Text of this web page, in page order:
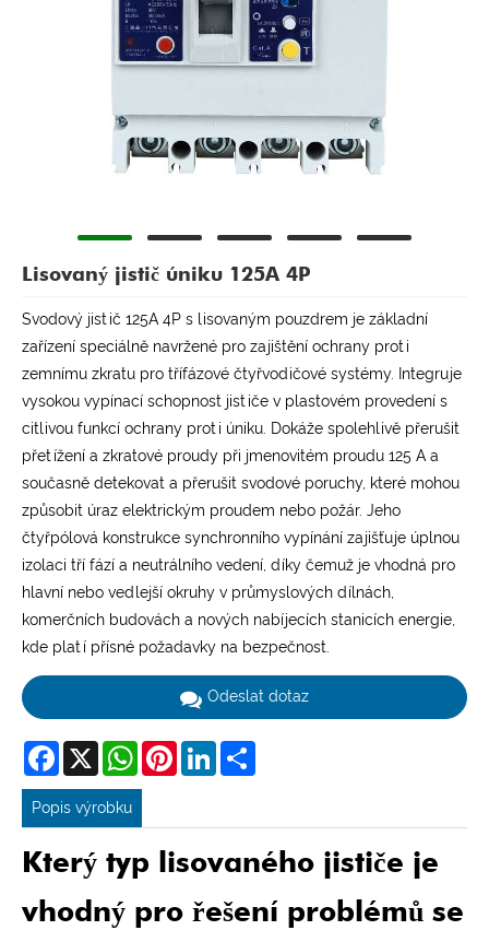
Lisovaný jistič úniku 125A 4P
Svodový jistič 125A 4P s lisovaným pouzdrem je základní
zařízení speciálně navržené pro zajištění ochrany proti
zemnímu zkratu pro třífázové čtyřvodičové systémy. Integruje
vysokou vypínací schopnost jističe v plastovém provedení s
citlivou funkcí ochrany proti úniku. Dokáže spolehlivě přerušit
přetížení a zkratové proudy při jmenovitém proudu 125 A a
současně detekovat a přerušit svodové poruchy, které mohou
způsobit úraz elektrickým proudem nebo požár. Jeho
čtyřpólová konstrukce synchronního vypínání zajišťuje úplnou
izolaci tří fází a neutrálního vedení, díky čemuž je vhodná pro
hlavní nebo vedlejší okruhy v průmyslových dílnách,
komerčních budovách a nových nabíjecích stanicích energie,
kde platí přísné požadavky na bezpečnost.
Odeslat dotaz
Facebook
X WhatsAppPinterestLinkedIn
Popis výrobku
Který typ lisovaného jističe je
vhodný pro řešení problémů se